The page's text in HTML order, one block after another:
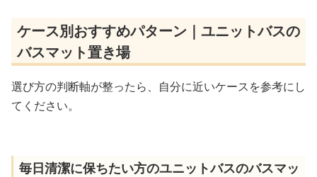
ケース別おすすめパターン｜ユニットバスの
バスマット置き場
選び方の判断軸が整ったら、自分に近いケースを参考にし
てください。
毎日清潔に保ちたい方のユニットバスのバスマッ